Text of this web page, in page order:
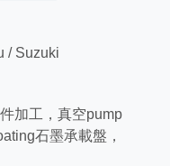
/ Suzuki
加工，真空pump
石墨承載盤，